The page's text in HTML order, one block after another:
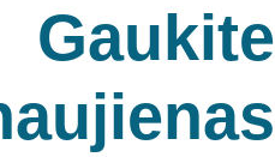
Gaukite